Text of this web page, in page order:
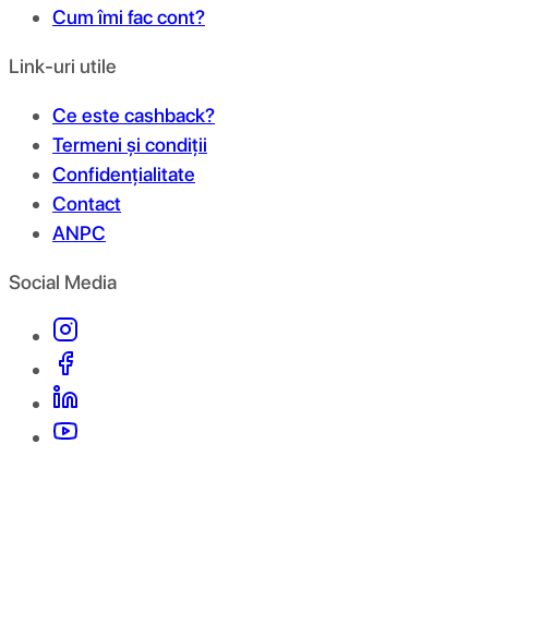
Cum îmi fac cont?
Link-uri utile
Ce este cashback?
Termeni și condiții
Confidențialitate
Contact
ANPC
Social Media